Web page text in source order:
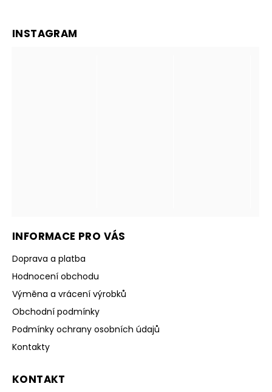
INFORMACE PRO VÁS
Doprava a platba
Hodnocení obchodu
Výměna a vrácení výrobků
Obchodní podmínky
Podmínky ochrany osobních údajů
Kontakty
KONTAKT
INSTAGRAM